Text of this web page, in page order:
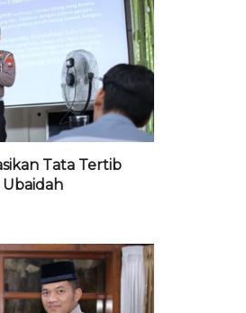
Tata Tertib
Ubaidah